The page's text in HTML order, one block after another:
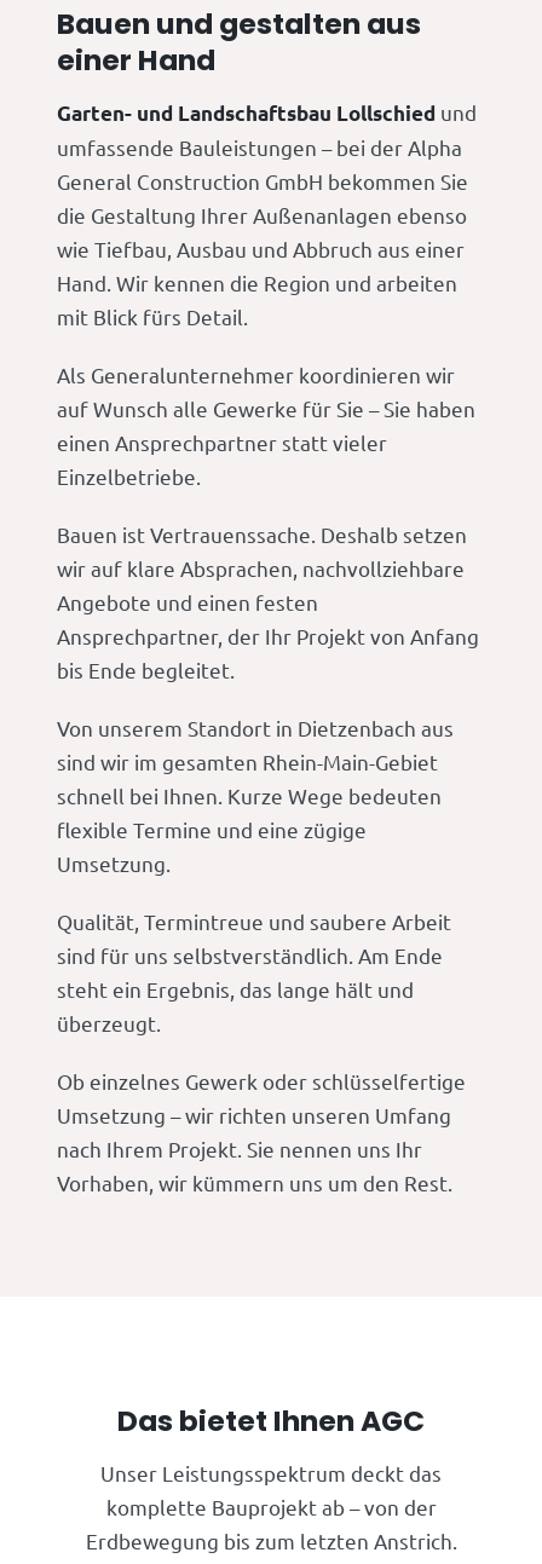
Bauen und gestalten aus
einer Hand
Garten- und Landschaftsbau Lollschied und
umfassende Bauleistungen – bei der Alpha
General Construction GmbH bekommen Sie
die Gestaltung Ihrer Außenanlagen ebenso
wie Tiefbau, Ausbau und Abbruch aus einer
Hand. Wir kennen die Region und arbeiten
mit Blick fürs Detail.
Als Generalunternehmer koordinieren wir
auf Wunsch alle Gewerke für Sie – Sie haben
einen Ansprechpartner statt vieler
Einzelbetriebe.
Bauen ist Vertrauenssache. Deshalb setzen
wir auf klare Absprachen, nachvollziehbare
Angebote und einen festen
Ansprechpartner, der Ihr Projekt von Anfang
bis Ende begleitet.
Von unserem Standort in Dietzenbach aus
sind wir im gesamten Rhein-Main-Gebiet
schnell bei Ihnen. Kurze Wege bedeuten
flexible Termine und eine zügige
Umsetzung.
Qualität, Termintreue und saubere Arbeit
sind für uns selbstverständlich. Am Ende
steht ein Ergebnis, das lange hält und
überzeugt.
Ob einzelnes Gewerk oder schlüsselfertige
Umsetzung – wir richten unseren Umfang
nach Ihrem Projekt. Sie nennen uns Ihr
Vorhaben, wir kümmern uns um den Rest.
Das bietet Ihnen AGC
Unser Leistungsspektrum deckt das
komplette Bauprojekt ab – von der
Erdbewegung bis zum letzten Anstrich.